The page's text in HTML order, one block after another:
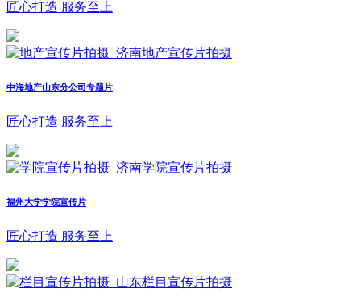
匠心打造 服务至上
中海地产山东分公司专题片
匠心打造 服务至上
福州大学学院宣传片
匠心打造 服务至上